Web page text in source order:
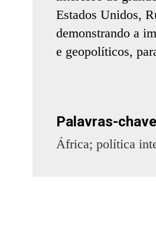
Estados Unidos,
demonstrando a
e geopolíticos,
Palavras-
África; política